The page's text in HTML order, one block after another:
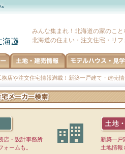
みんな集まれ！北海道の家のこ
北海道の住まい・注文住宅・リ
や注文住宅情報満載！新築一戸建て・建売
店・設計事務所
ームも。
新築一戸
土地情報